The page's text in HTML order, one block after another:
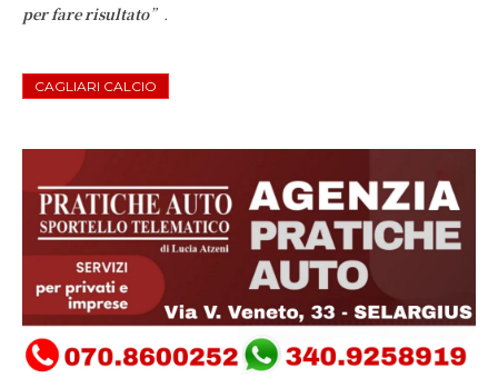
per fare risultato”.
CAGLIARI CALCIO